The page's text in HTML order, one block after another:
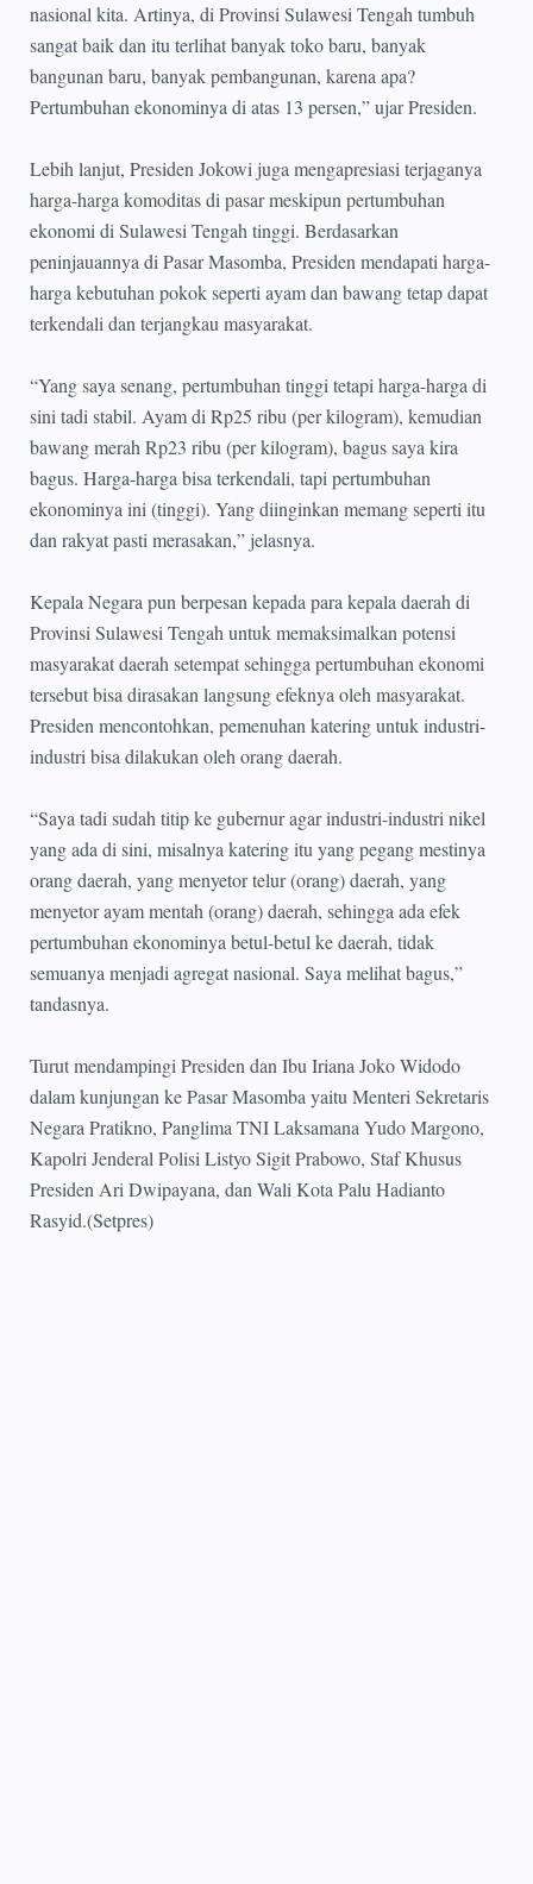
nasional kita. Artinya, di Provinsi Sulawesi Tengah tumbuh
sangat baik dan itu terlihat banyak toko baru, banyak
bangunan baru, banyak pembangunan, karena apa?
Pertumbuhan ekonominya di atas 13 persen,” ujar Presiden.
Lebih lanjut, Presiden Jokowi juga mengapresiasi terjaganya
harga-harga komoditas di pasar meskipun pertumbuhan
ekonomi di Sulawesi Tengah tinggi. Berdasarkan
peninjauannya di Pasar Masomba, Presiden mendapati harga-
harga kebutuhan pokok seperti ayam dan bawang tetap dapat
terkendali dan terjangkau masyarakat.
“Yang saya senang, pertumbuhan tinggi tetapi harga-harga di
sini tadi stabil. Ayam di Rp25 ribu (per kilogram), kemudian
bawang merah Rp23 ribu (per kilogram), bagus saya kira
bagus. Harga-harga bisa terkendali, tapi pertumbuhan
ekonominya ini (tinggi). Yang diinginkan memang seperti itu
dan rakyat pasti merasakan,” jelasnya.
Kepala Negara pun berpesan kepada para kepala daerah di
Provinsi Sulawesi Tengah untuk memaksimalkan potensi
masyarakat daerah setempat sehingga pertumbuhan ekonomi
tersebut bisa dirasakan langsung efeknya oleh masyarakat.
Presiden mencontohkan, pemenuhan katering untuk industri-
industri bisa dilakukan oleh orang daerah.
“Saya tadi sudah titip ke gubernur agar industri-industri nikel
yang ada di sini, misalnya katering itu yang pegang mestinya
orang daerah, yang menyetor telur (orang) daerah, yang
menyetor ayam mentah (orang) daerah, sehingga ada efek
pertumbuhan ekonominya betul-betul ke daerah, tidak
semuanya menjadi agregat nasional. Saya melihat bagus,”
tandasnya.
Turut mendampingi Presiden dan Ibu Iriana Joko Widodo
dalam kunjungan ke Pasar Masomba yaitu Menteri Sekretaris
Negara Pratikno, Panglima TNI Laksamana Yudo Margono,
Kapolri Jenderal Polisi Listyo Sigit Prabowo, Staf Khusus
Presiden Ari Dwipayana, dan Wali Kota Palu Hadianto
Rasyid.(Setpres)